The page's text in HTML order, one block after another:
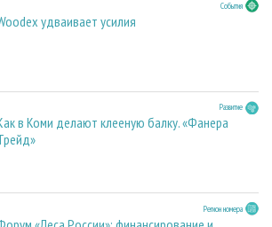
События
удваивает усилия
Развитие
в Коми делают клееную балку. «Фанера
Регион номера